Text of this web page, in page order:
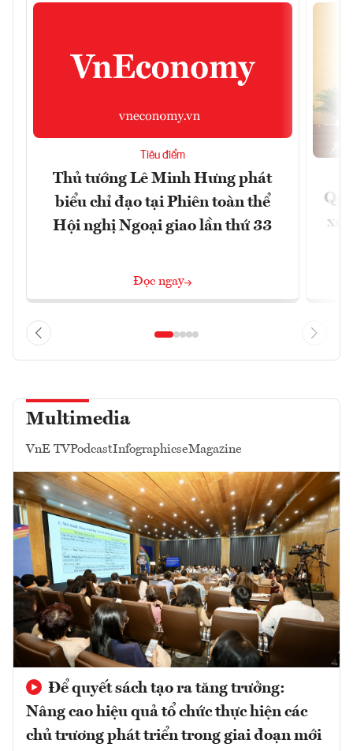
Tiêu điểm
Thủ tướng Lê Minh Hưng phát
biểu chỉ đạo tại Phiên toàn thể
Hội nghị Ngoại giao lần thứ 33
Đọc ngay
Multimedia
VnE TVPodcastInfographicseMagazine
Để quyết sách tạo ra tăng trưởng:
Nâng cao hiệu quả tổ chức thực hiện các
chủ trương phát triển trong giai đoạn mới